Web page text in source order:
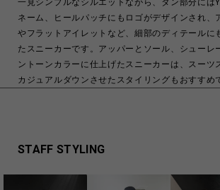
一見シンプルなシルエットながら、タン部分に
ネーム、ヒールパッチにもロゴがデザインされ、
やフラットアイレットなど、細部のディテールに
たスニーカーです。アッパーとソール、シューレ
ントーンカラーに仕上げたスニーカーは、スーツ
カジュアルダウンさせたスタイリングもおすすめ
SOLE
STAFF STYLING